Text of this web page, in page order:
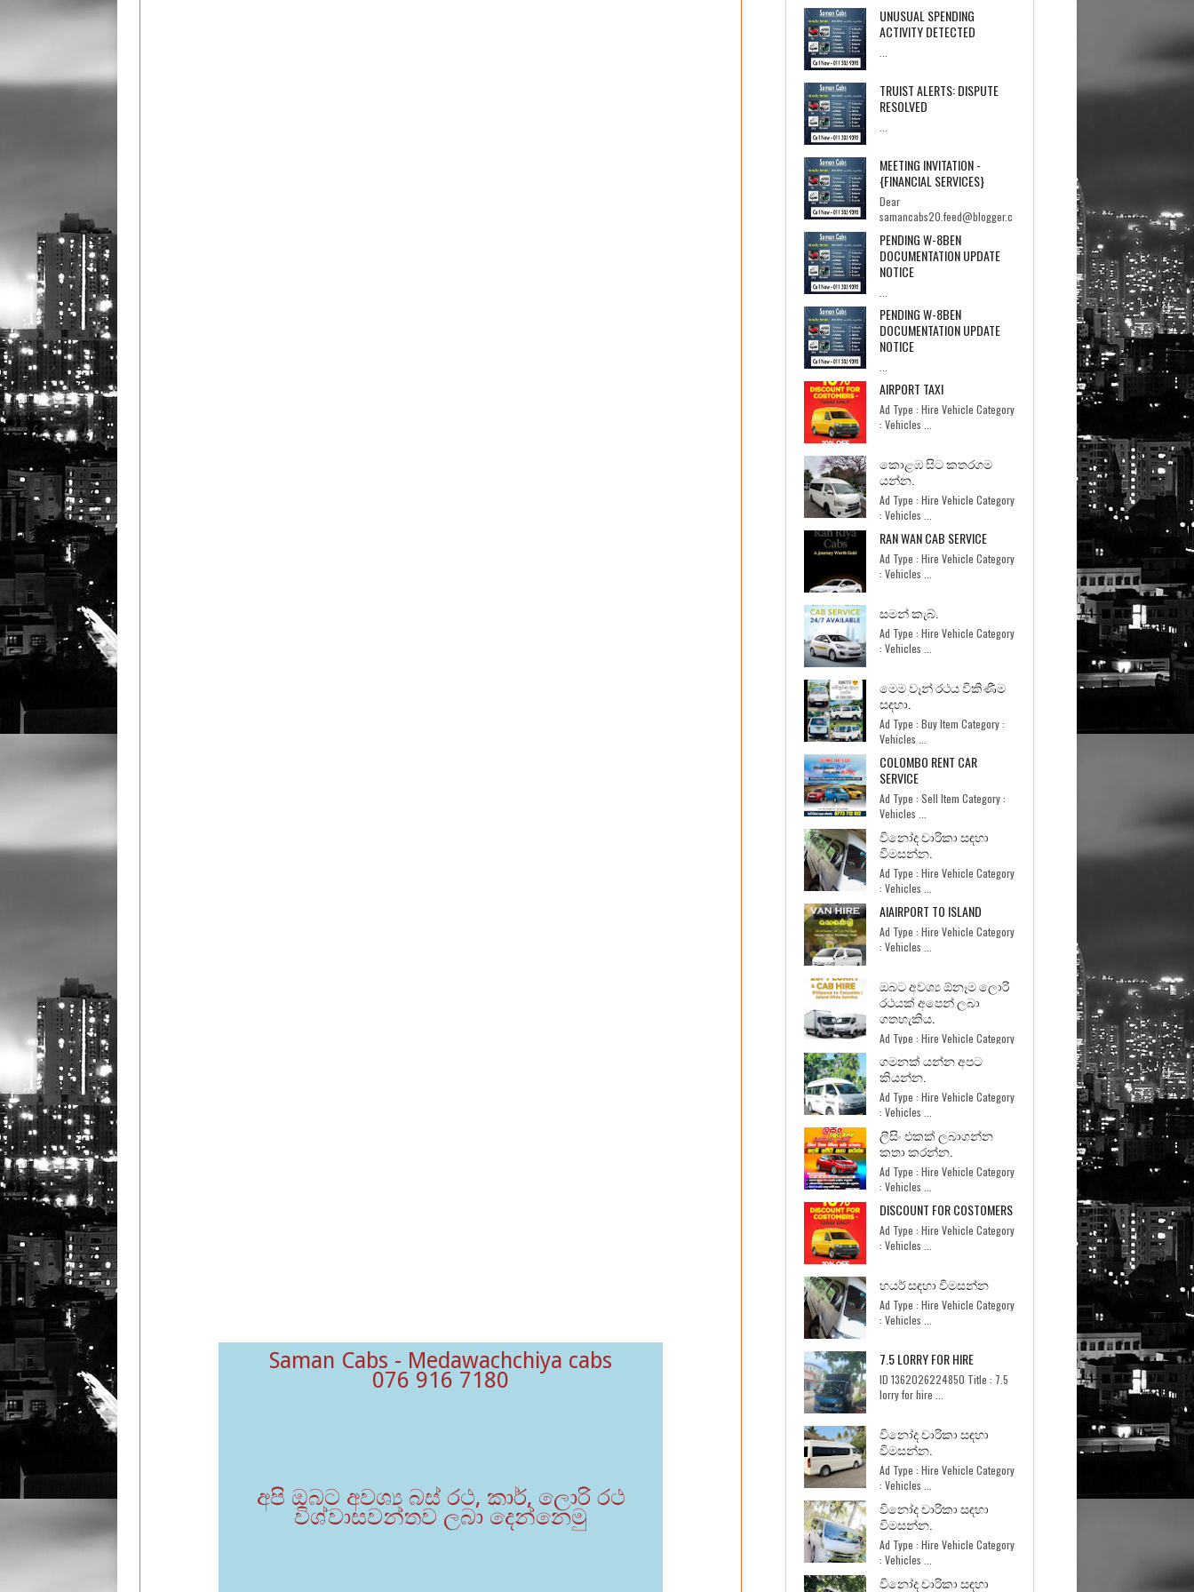
Saman Cabs - Medawachchiya cabs
076 916 7180
අපි ඔබට අවශ්‍ය බස් රථ, කාර්, ලොරි රථ
විශ්වාසවන්තව ලබා දෙන්නෙමු
UNUSUAL SPENDING
ACTIVITY DETECTED
TRUIST ALERTS: DISPUTE
RESOLVED
MEETING INVITATION -
{FINANCIAL SERVICES}
Dear
samancabs20.feed@blogger.c
om,I hope you're having a good day.I'm Ebrahi...
PENDING W-8BEN
DOCUMENTATION UPDATE
NOTICE
PENDING W-8BEN
DOCUMENTATION UPDATE
NOTICE
AIRPORT TAXI
Ad Type : Hire Vehicle Category
: Vehicles ...
කොළඹ සිට කතරගම
යන්න.
Ad Type : Hire Vehicle Category
: Vehicles ...
RAN WAN CAB SERVICE
Ad Type : Hire Vehicle Category
: Vehicles ...
සමන් කැබ්.
Ad Type : Hire Vehicle Category
: Vehicles ...
මෙම වෑන් රථය විකිණීම
සඳහා.
Ad Type : Buy Item Category :
Vehicles ...
COLOMBO RENT CAR
SERVICE
Ad Type : Sell Item Category :
Vehicles ...
විනෝද චාරිකා සඳහා
විමසන්න.
Ad Type : Hire Vehicle Category
: Vehicles ...
AIAIRPORT TO ISLAND
Ad Type : Hire Vehicle Category
: Vehicles ...
ඔබට අවශ්‍ය ඕනෑම ලොරි
රථයක් අපෙන් ලබා
ගතහැකිය.
Ad Type : Hire Vehicle Category
: Services ...
ගමනක් යන්න අපට
කියන්න.
Ad Type : Hire Vehicle Category
: Vehicles ...
ලීසිං එකක් ලබාගන්න
කතා කරන්න.
Ad Type : Hire Vehicle Category
: Vehicles ...
DISCOUNT FOR COSTOMERS
Ad Type : Hire Vehicle Category
: Vehicles ...
හයර් සඳහා විමසන්න
Ad Type : Hire Vehicle Category
: Vehicles ...
7.5 LORRY FOR HIRE
ID 1362026224850 Title : 7.5
lorry for hire ...
විනෝද චාරිකා සඳහා
විමසන්න.
Ad Type : Hire Vehicle Category
: Vehicles ...
විනෝද චාරිකා සඳහා
විමසන්න.
Ad Type : Hire Vehicle Category
: Vehicles ...
විනෝද චාරිකා සඳහා